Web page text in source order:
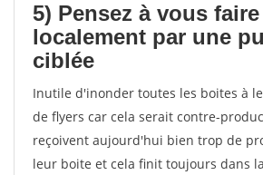
5) Pensez à vous
localement par une
ciblée
Inutile d'inonder toutes les boites à
de flyers car cela serait contre-
reçoivent aujourd'hui bien trop de
leur boite et cela finit toujours dans